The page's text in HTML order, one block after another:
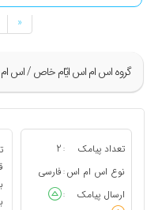
گروه اس ام اس ايّام خاص / اس
«
تعداد پیامک :
2
نوع اس ام اس : فارسی
ارسال پیامک
: